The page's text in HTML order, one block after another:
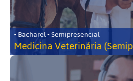
• Bacharel • Semipresencial
Medicina Veterinária